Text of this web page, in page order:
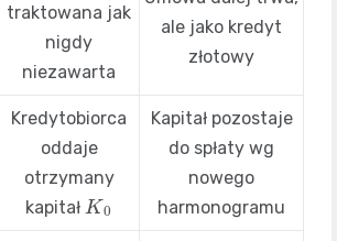
traktowana jak
nigdy
niezawarta
ale jako kredyt
złotowy
Kredytobiorca
oddaje
otrzymany
kapitał
K0
Kapitał pozostaje
do spłaty wg
nowego
harmonogramu